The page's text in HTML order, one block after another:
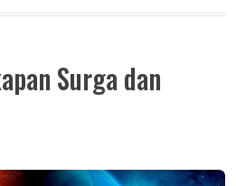
Islam Berkemajuan dan
Surga dan